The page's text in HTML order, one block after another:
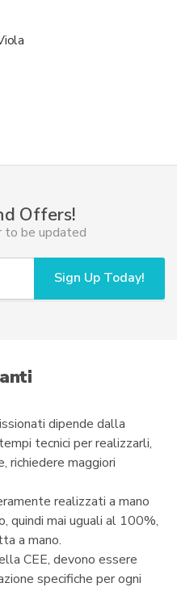
Offers!
to be updated
Sign Up Today!
dipende dalla
tecnici per realizzarli,
richiedere maggiori
realizzati a mano
quindi mai uguali al 100%,
a mano.
CEE, devono essere
specifiche per ogni